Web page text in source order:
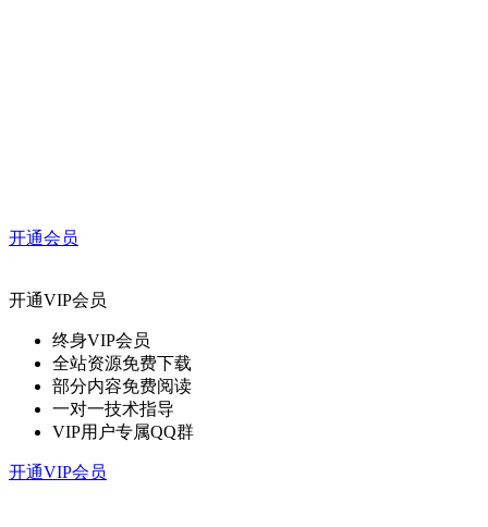
开通会员
开通VIP会员
终身VIP会员
全站资源免费下载
部分内容免费阅读
一对一技术指导
VIP用户专属QQ群
开通VIP会员